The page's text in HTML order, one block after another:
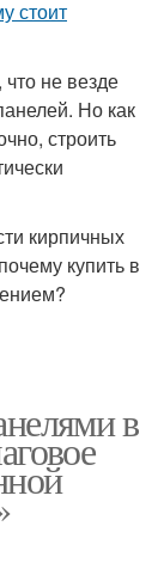
не везде
Но как
строить
кирпичных
купить в
в